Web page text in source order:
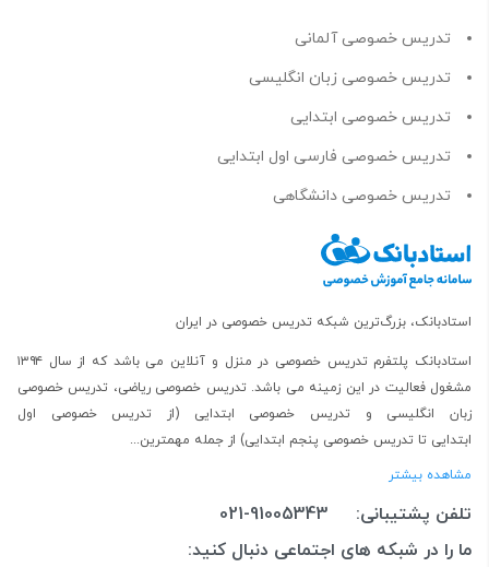
تدریس خصوصی آلمانی
تدریس خصوصی زبان انگلیسی
تدریس خصوصی ابتدایی
تدریس خصوصی فارسی اول ابتدایی
تدریس خصوصی دانشگاهی
استادبانک، بزرگ‌ترین شبکه تدریس خصوصی در ایران
استادبانک پلتفرم تدریس خصوصی در منزل و آنلاین
می باشد که از سال ۱۳۹۴
مشغول فعالیت در این زمینه می باشد.تدریس خصوصی ریاضی، تدریس خصوصی
زبان انگلیسی و تدریس خصوصی ابتدایی (از
تدریس خصوصی اول
ابتدایی تا تدریس خصوصی پنجم ابتدایی) از جمله مهمترین...
مشاهده بیشتر
تلفن پشتیبانی:
021-91005343
ما را در شبکه های اجتماعی دنبال کنید: